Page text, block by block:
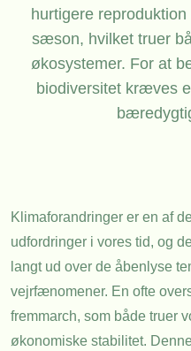
hurtigere
sæson, hvilket truer
økosystemer. For at
biodiversitet kræves
Klimaforandringer er en af
udfordringer i vores tid, og
langt ud over de åbenlyse
vejrfænomener. En ofte
fremmarch, som både truer
økonomiske stabilitet.